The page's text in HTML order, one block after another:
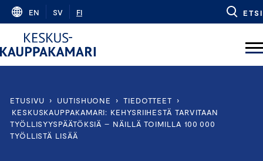
Skip
content
EN SV FI ETSI
ETUSIVU › UUTISHUONE › TIEDOTTEET
›
KESKUSKAUPPAKAMARI: KEHYSRIIHESTÄ TARVITAAN
TYÖLLISYYSPÄÄTÖKSIÄ – NÄILLÄ TOIMILLA 100 000
TYÖLLISTÄ LISÄÄ